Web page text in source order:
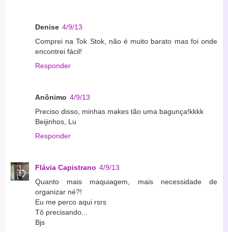
Denise 4/9/13
Comprei na Tok Stok, não é muito barato mas foi onde
encontrei fácil!
Responder
Anônimo 4/9/13
Preciso disso, minhas makes tão uma bagunça!kkkk
Beijinhos, Lu
Responder
Flávia Capistrano 4/9/13
Quanto mais maquiagem, mais necessidade de
organizar né?!
Eu me perco aqui rsrs
Tô precisando...
Bjs